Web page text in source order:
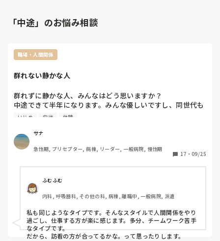
「中途」のお悩み相談
職場・人間関係
群れない静かな人
群れずに静かな人、みんなはどう思いますか？
中途できて半年になります。みんな優しいですし、同世代も
おおいです。だけど、何となく休憩時間は部署の人と話すの
言っていじめとか派閥とか巻き込まれたくないのと、まだ一
応中途といっても1年目だから距離詰めてグイグイ来る人と
思われたくないという理由から、テーブルが並列の会議室み
フルームで休憩していません。
仕事では普通に笑顔でやり取りもしますし、世間話的な会話
もします。でも、比較的静かだよねといまれます。私みたい
な人、皆さんどう思いますか？嫌いになりますか？仕事は
黙々とします。
いじめ 中途 休憩
サナ
急性期, プリセプター, 病棟, リーダー, 一般病院, 慢性期
17 ・ 09/25
ふむふむ
内科, 呼吸器科, その他の科, 病棟, 離職中, 一般病院, 派遣
私も同じようなタイプです。そんなスタイルで人間関係をやり
過ごし、仕事する方が楽に感じます。多分、チームワーク苦手
なタイプです。
だから、訪看の方が合ってるかな。って思ったりします。